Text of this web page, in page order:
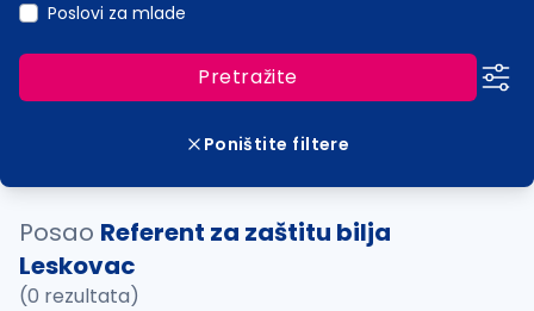
Poslovi za mlade
Pretražite
Poništite filtere
Posao Referent za zaštitu bilja
Leskovac
(0 rezultata)